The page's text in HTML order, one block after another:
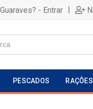
- Entrar |
PESCADOS RAÇÕES